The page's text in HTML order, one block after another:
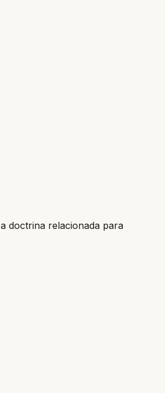
doctrina relacionada para